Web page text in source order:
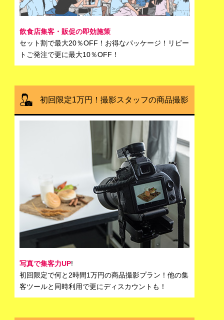
飲食店集客・販促の即効施策
セット割で最大20％OFF！お得なパッケージ！リピー
トご発注で更に最大10％OFF！
初回限定1万円！撮影スタッフの商品撮影
写真で集客力UP!
初回限定で何と2時間1万円の商品撮影プラン！他の集
客ツールと同時利用で更にディスカウントも！